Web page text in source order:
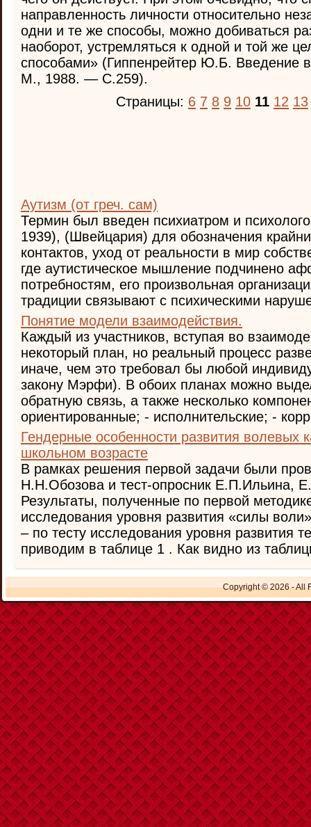
направленность личности относительно
одни и те же способы, можно добиваться
наоборот, устремляться к одной и той же
способами» (Гиппенрейтер Ю.Б. Введение
М., 1988. — С.259).
Страницы: 6 7 8 9 10 11 12 13
Аутизм (от греч. сам)
Термин был введен психиатром и
1939), (Швейцария) для обозначения
контактов, уход от реальности в мир
где аутистическое мышление подчинено
потребностям, его произвольная
традиции связывают с психическими
Понятие модели взаимодействия.
Каждый из участников, вступая во
некоторый план, но реальный процесс
иначе, чем это требовал бы любой
закону Мэрфи). В обоих планах можно
обратную связь, а также несколько
ориентированные; - исполнительские; -
Гендерные особенности развития волевых
школьном возрасте
В рамках решения первой задачи были
Н.Н.Обозова и тест-опросник Е.П.Ильина,
Результаты, полученные по первой
исследования уровня развития «силы
– по тесту исследования уровня развития
приводим в таблице 1 . Как видно из
Copyright © 2026 - All